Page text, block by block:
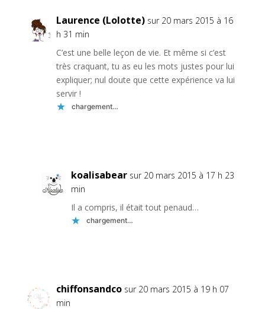
Laurence (Lolotte) sur 20 mars 2015 à 16
h 31 min
C’est une belle leçon de vie. Et même si c’est
très craquant, tu as eu les mots justes pour lui
expliquer; nul doute que cette expérience va lui
servir !
chargement…
koalisabear sur 20 mars 2015 à 17 h 23
min
Il a compris, il était tout penaud…
chargement…
chiffonsandco sur 20 mars 2015 à 19 h 07
min